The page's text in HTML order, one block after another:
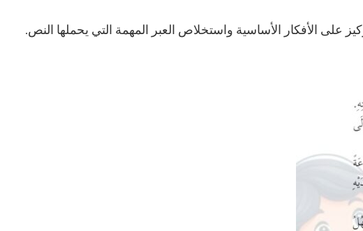
على الأفكار الأساسية واستخلاص العبر المهمة التي يحملها النص.